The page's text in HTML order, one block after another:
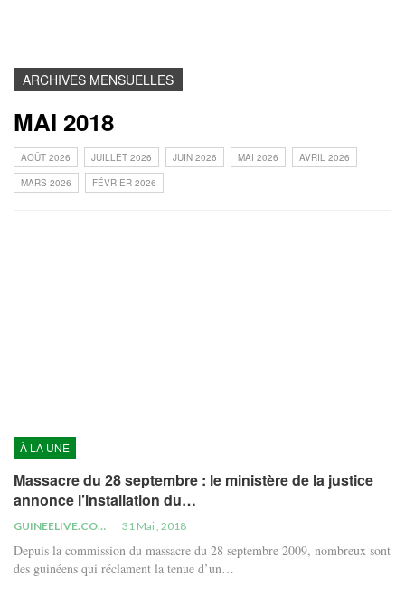
ARCHIVES MENSUELLES
MAI 2018
AOÛT 2026 JUILLET 2026 JUIN 2026 MAI 2026
AVRIL 2026
MARS 2026
FÉVRIER 2026
À LA UNE
Massacre du 28 septembre : le ministère de la justice
annonce l’installation du…
GUINEELIVE.COM 31 Mai , 2018
Depuis la commission du massacre du 28 septembre 2009, nombreux sont
des guinéens qui réclament la tenue d’un…